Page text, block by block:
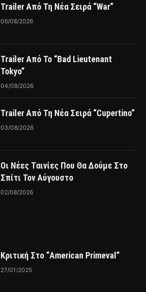
Trailer Από Τη Νέα Σειρά “War”
06/08/2026
Trailer Από Το “Bad Lieutenant
Tokyo”
04/08/2026
Trailer Από Τη Νέα Σειρά “Cupertino”
03/08/2026
Οι Νέες Ταινίες Που Θα Δούμε Στο
Σπίτι Τον Αύγουστο
02/08/2026
Κριτική Στο “American Primeval”
27/01/2025